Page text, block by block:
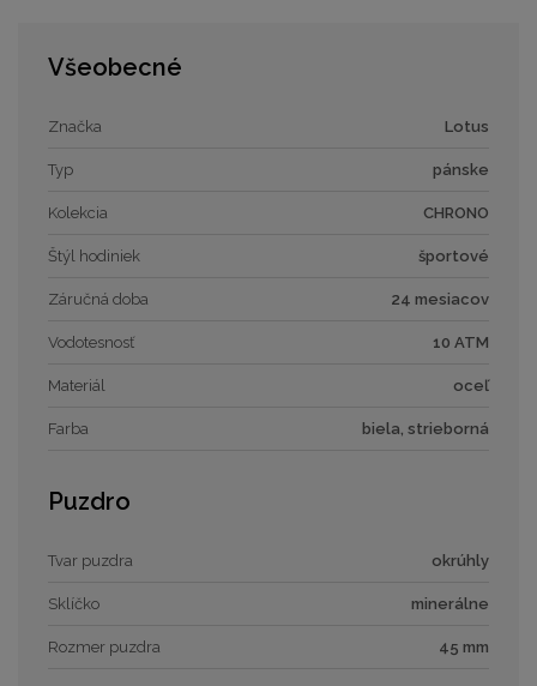
Všeobecné
Značka Lotus
Typ pánske
Kolekcia CHRONO
Štýl hodiniek športové
Záručná doba 24 mesiacov
Vodotesnosť 10 ATM
Materiál oceľ
Farba biela, strieborná
Puzdro
Tvar puzdra okrúhly
Sklíčko minerálne
Rozmer puzdra 45 mm